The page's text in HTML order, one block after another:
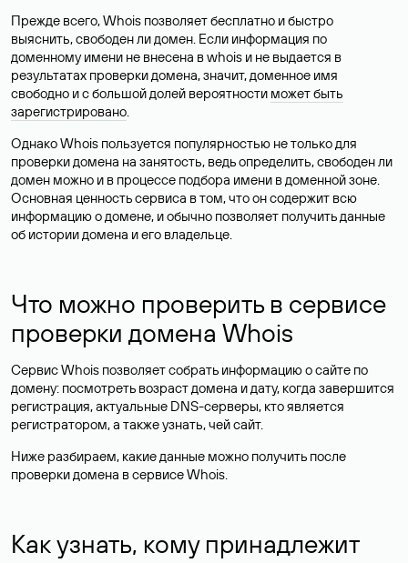
Прежде всего, Whois позволяет бесплатно и быстро
выяснить, свободен ли домен. Если информация по
доменному имени не внесена в whois и не выдается в
результатах проверки домена, значит, доменное имя
свободно и с большой долей вероятности может быть
зарегистрировано.
Однако Whois пользуется популярностью не только для
проверки домена на занятость, ведь определить, свободен ли
домен можно и в процессе подбора имени в доменной зоне.
Основная ценность сервиса в том, что он содержит всю
информацию о домене, и обычно позволяет получить данные
об истории домена и его владельце.
Что можно проверить в сервисе
проверки домена Whois
Сервис Whois позволяет собрать информацию о сайте по
домену: посмотреть возраст домена и дату, когда завершится
регистрация, актуальные DNS-серверы, кто является
регистратором, а также узнать, чей сайт.
Ниже разбираем, какие данные можно получить после
проверки домена в сервисе Whois.
Как узнать, кому принадлежит